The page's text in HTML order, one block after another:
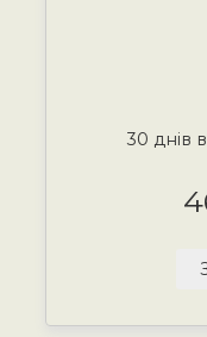
30 днів